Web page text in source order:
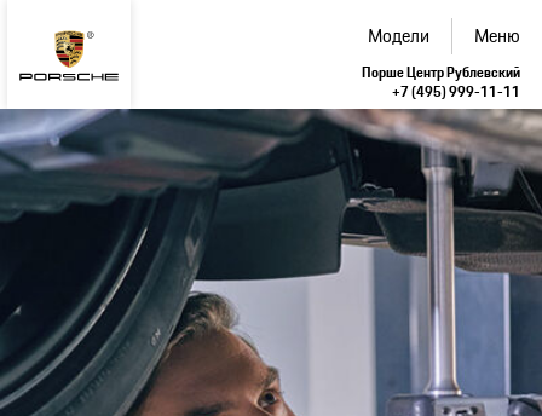
Модели Меню
Порше Центр Рублевский
+7 (495) 999-11-11